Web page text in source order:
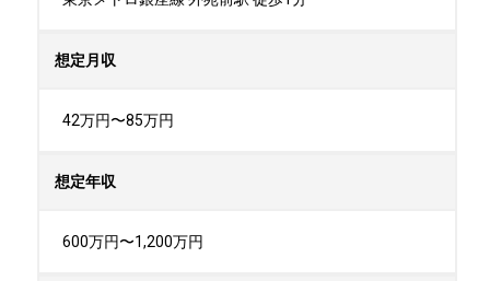
想定月収
42万円〜85万円
想定年収
600万円〜1,200万円